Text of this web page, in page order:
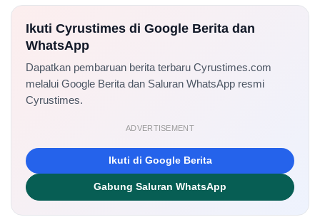
Ikuti Cyrustimes di Google Berita dan
WhatsApp
Dapatkan pembaruan berita terbaru Cyrustimes.com
melalui Google Berita dan Saluran WhatsApp resmi
Cyrustimes.
ADVERTISEMENT
Ikuti di Google Berita
Gabung Saluran WhatsApp